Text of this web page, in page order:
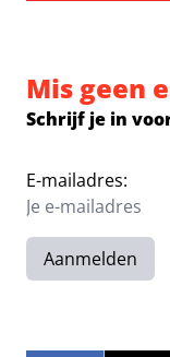
Mis geen
Schrijf je in
E-mailadres:
Aanmelden